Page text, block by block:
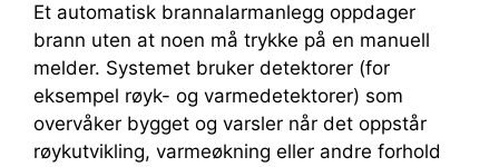
Et automatisk brannalarmanlegg oppdager
brann uten at noen må trykke på en manuell
melder. Systemet bruker detektorer (for
eksempel røyk- og varmedetektorer) som
overvåker bygget og varsler når det oppstår
røykutvikling, varmeøkning eller andre forhold